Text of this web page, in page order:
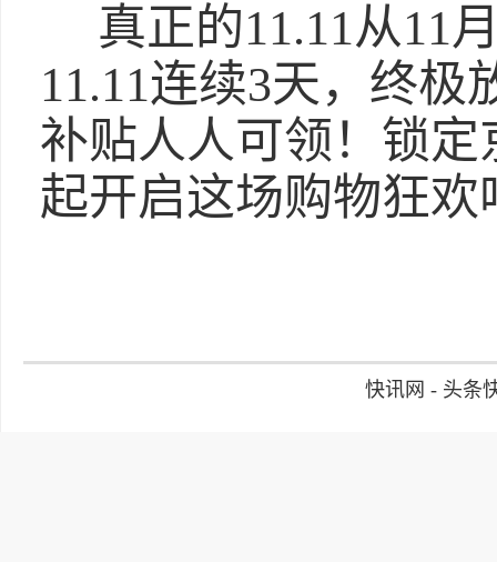
真正的11.11从11
11.11连续3天，终极
补贴人人可领！锁定
起开启这场购物狂欢
快讯网 - 头条